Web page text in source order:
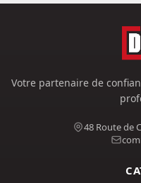
Votre partenaire de
48 Route de